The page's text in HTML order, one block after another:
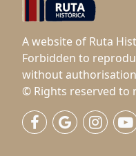
A website of Ruta
Forbidden to
without
© Rights reserved to